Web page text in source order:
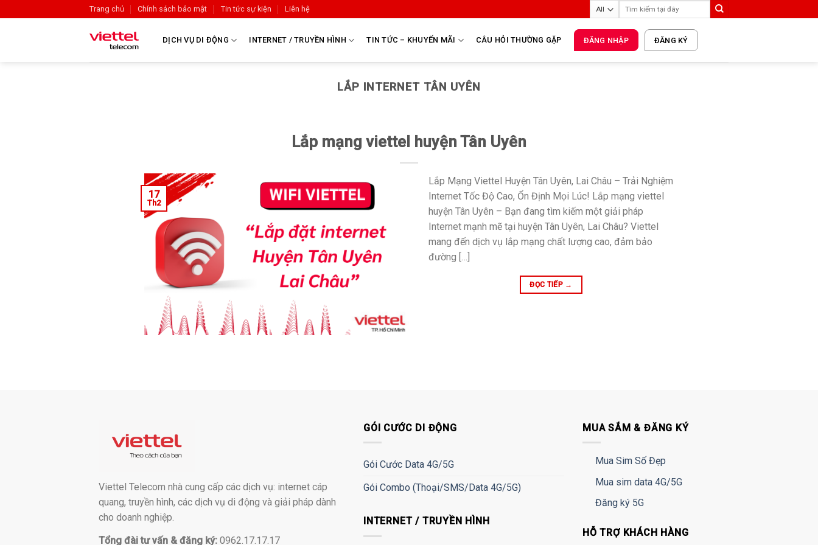
Trang chủ Chính sách bảo mật Tin tức sự kiện Liên hệ
DỊCH VỤ DI ĐỘNG INTERNET / TRUYỀN HÌNH TIN TỨC – KHUYẾN MÃI CÂU HỎI THƯỜNG GẶP ĐĂNG NHẬP ĐĂNG KÝ
LẮP INTERNET TÂN UYÊN
Lắp mạng viettel huyện Tân Uyên
17
Th2
Lắp Mạng Viettel Huyện Tân Uyên, Lai Châu – Trải Nghiệm
Internet Tốc Độ Cao, Ổn Định Mọi Lúc! Lắp mạng viettel
huyện Tân Uyên – Bạn đang tìm kiếm một giải pháp
Internet mạnh mẽ tại huyện Tân Uyên, Lai Châu? Viettel
mang đến dịch vụ lắp mạng chất lượng cao, đảm bảo
đường […]
ĐỌC TIẾP →
Viettel Telecom nhà cung cấp các dịch vụ: internet cáp
quang, truyền hình, các dịch vụ di động và giải pháp dành
cho doanh nghiệp.
Tổng đài tư vấn & đăng ký: 0962.17.17.17
GÓI CƯỚC DI ĐỘNG
Gói Cước Data 4G/5G
Gói Combo (Thoại/SMS/Data 4G/5G)
INTERNET / TRUYỀN HÌNH
MUA SẮM & ĐĂNG KÝ
Mua Sim Số Đẹp
Mua sim data 4G/5G
Đăng ký 5G
HỖ TRỢ KHÁCH HÀNG